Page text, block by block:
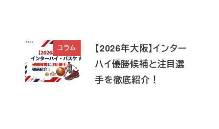
コラム
【2026年大阪】インター
ハイ優勝候補と注目選
手を徹底紹介！